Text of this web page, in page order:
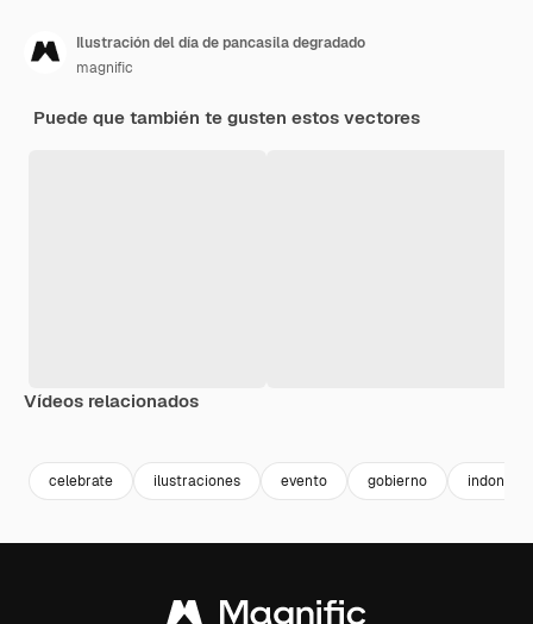
Ilustración del día de pancasila degradado
magnific
Puede que también te gusten estos vectores
Vídeos relacionados
celebrate ilustraciones evento gobierno indonesia